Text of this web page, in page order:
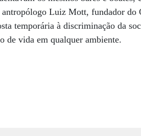
antropólogo Luiz Mott, fundador do
temporária à discriminação da
de vida em qualquer ambiente.